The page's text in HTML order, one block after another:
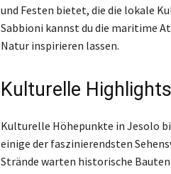
und Festen bietet, die die lokale
Sabbioni kannst du die maritime
Natur inspirieren lassen.
Kulturelle
Kulturelle Höhepunkte in Jesolo
einige der faszinierendsten
Strände warten historische